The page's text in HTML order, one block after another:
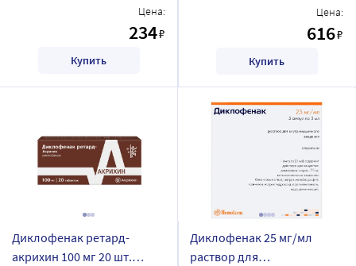
Цена:
234₽
Купить
Цена:
616₽
Купить
Диклофенак ретард-
акрихин 100 мг 20 шт.
Диклофенак 25 мг/мл
раствор для